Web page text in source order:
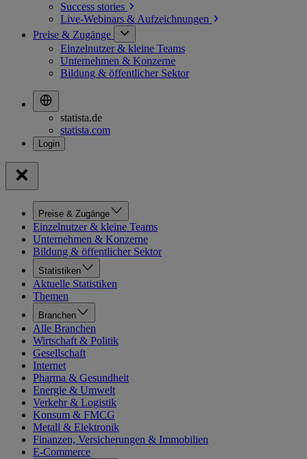
Success stories
Live-Webinars & Aufzeichnungen
Preise & Zugänge
Einzelnutzer & kleine Teams
Unternehmen & Konzerne
Bildung & öffentlicher Sektor
statista.de
statista.com
Preise & Zugänge
Einzelnutzer & kleine Teams
Unternehmen & Konzerne
Bildung & öffentlicher Sektor
Statistiken
Aktuelle Statistiken
Themen
Branchen
Alle Branchen
Wirtschaft & Politik
Gesellschaft
Internet
Pharma & Gesundheit
Energie & Umwelt
Verkehr & Logistik
Konsum & FMCG
Metall & Elektronik
Finanzen, Versicherungen & Immobilien
E-Commerce